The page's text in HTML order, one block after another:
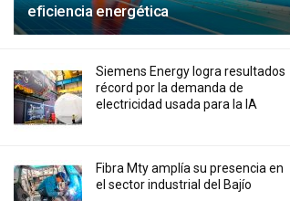
eficiencia energética
Siemens Energy logra resultados
récord por la demanda de
electricidad usada para la IA
Fibra Mty amplía su presencia en
el sector industrial del Bajío